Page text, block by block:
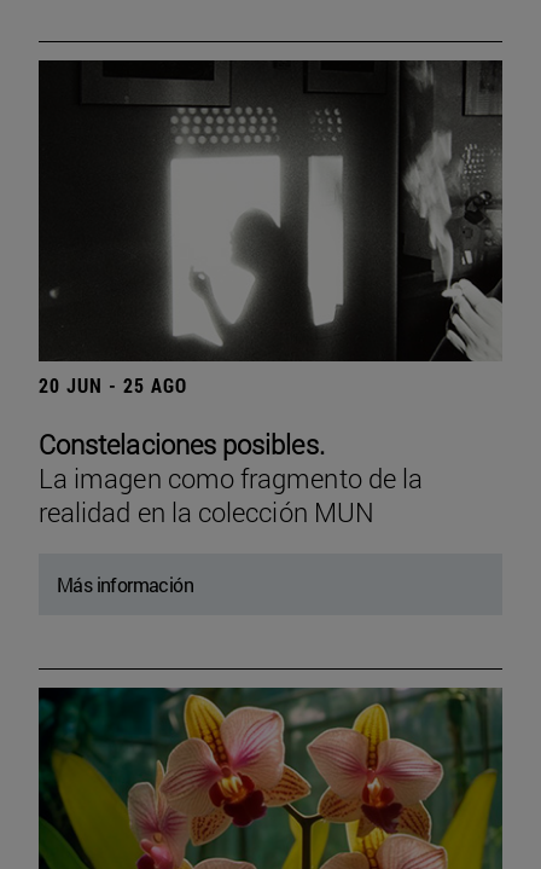
20 JUN - 25 AGO
Constelaciones posibles.
La imagen como fragmento de la
realidad en la colección MUN
Más información